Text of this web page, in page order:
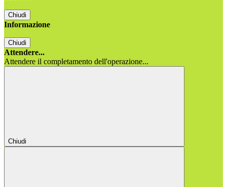
Chiudi
Informazione
Chiudi
Attendere...
Attendere il completamento dell'operazione...
Chiudi